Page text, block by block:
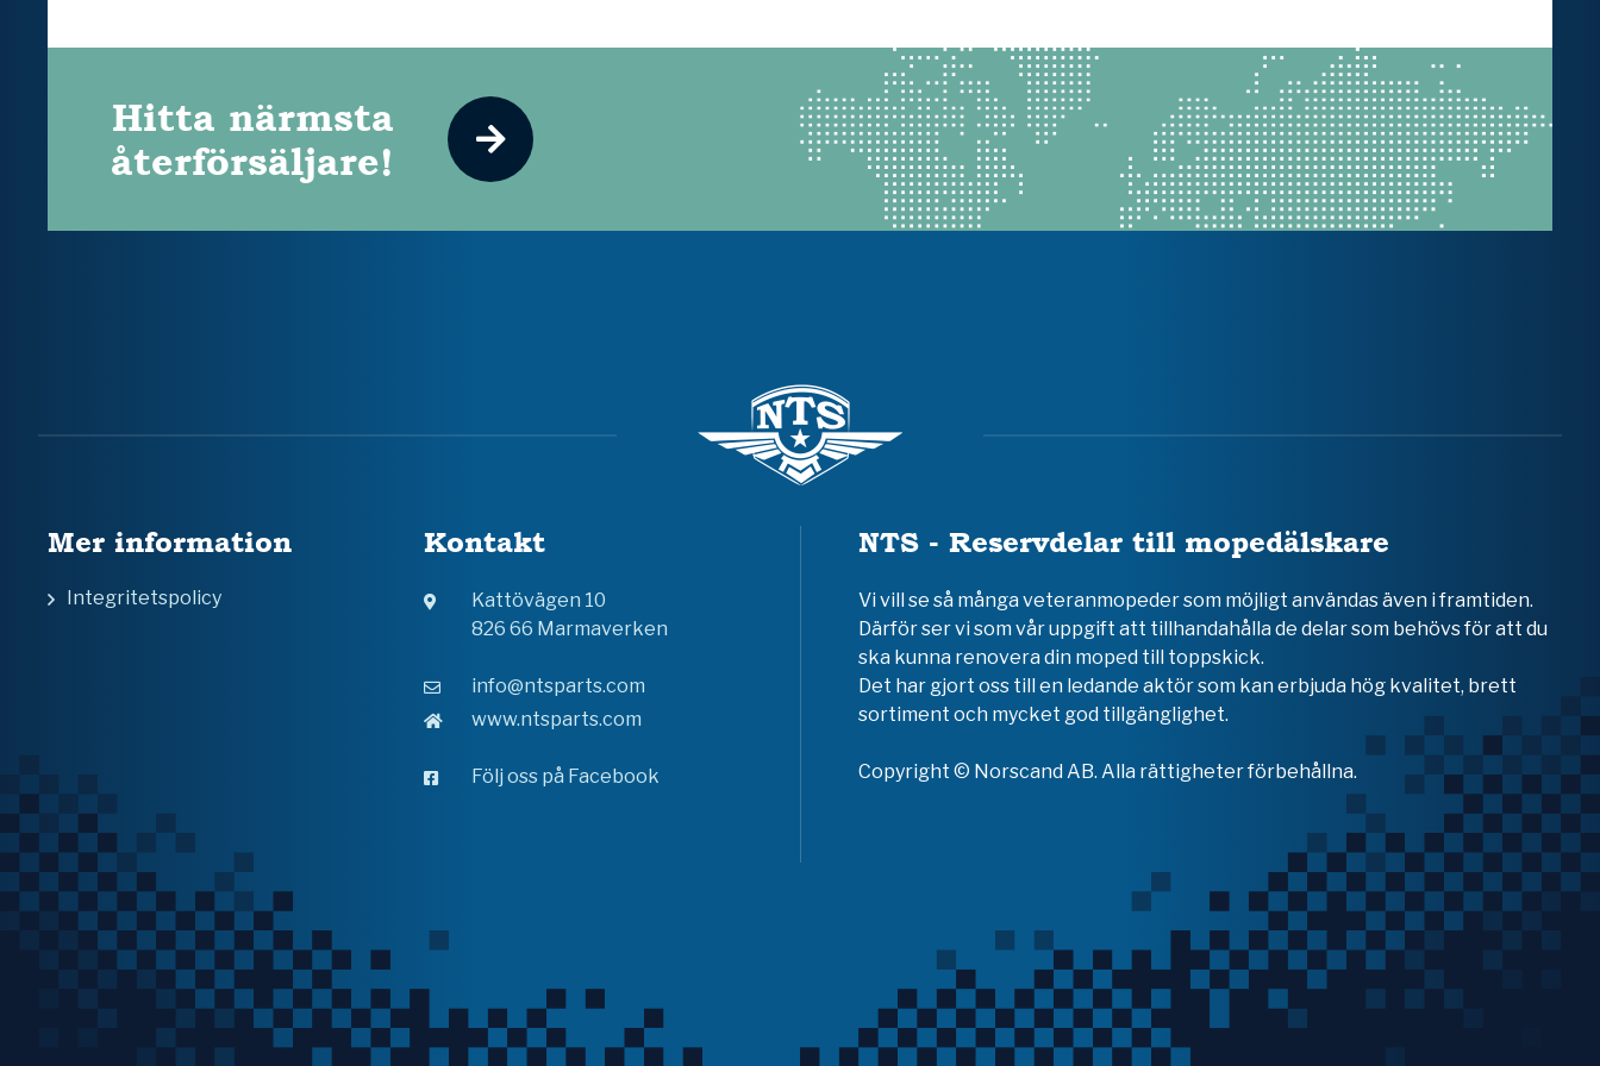
Hitta närmsta
återförsäljare!
Mer information
Integritetspolicy
Kontakt
Kattövägen 10
826 66 Marmaverken
info@ntsparts.com
www.ntsparts.com
Följ oss på Facebook
NTS - Reservdelar till mopedälskare
Vi vill se så många veteranmopeder som möjligt användas även i framtiden.
Därför ser vi som vår uppgift att tillhandahålla de delar som behövs för att du
ska kunna renovera din moped till toppskick.
Det har gjort oss till en ledande aktör som kan erbjuda hög kvalitet, brett
sortiment och mycket god tillgänglighet.
Copyright © Norscand AB. Alla rättigheter förbehållna.